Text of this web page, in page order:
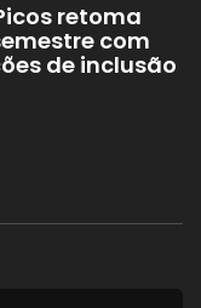
retoma
com
de inclusão